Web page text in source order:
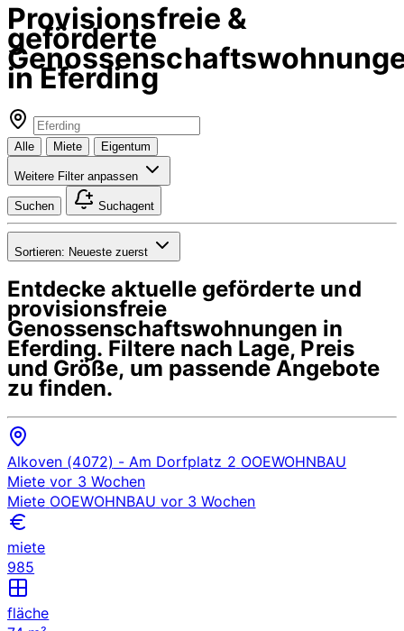
Provisionsfreie &
geförderte
in Eferding
Alle Miete Eigentum
Weitere Filter anpassen
Suchen Suchagent
Sortieren: Neueste zuerst
Entdecke aktuelle geförderte und
provisionsfreie
Genossenschaftswohnungen in
Eferding. Filtere nach Lage, Preis
und Größe, um passende Angebote
zu finden.
Alkoven (4072) - Am Dorfplatz 2 OOEWOHNBAU
Miete vor 3 Wochen
Miete OOEWOHNBAU vor 3 Wochen
miete
985
fläche